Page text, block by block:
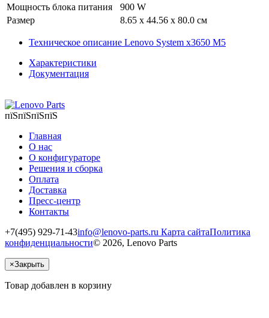
Мощность блока питания
900 W
Размер
8.65 x 44.56 x 80.0 см
Техническое описание Lenovo System x3650 M5
Характеристики
Документация
пїЅпїЅпїЅпїЅ
Главная
О нас
О конфигураторе
Решения и сборка
Оплата
Доставка
Пресс-центр
Контакты
+7(495) 929-71-43info@lenovo-parts.ru Карта сайтаПолитика
конфиденциальности© 2026, Lenovo Parts
×Закрыть
Товар добавлен в корзину